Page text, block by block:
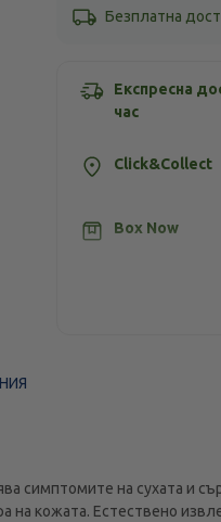
Безплатна
Експресна
час
Click&Collect
Box Now
симптомите на сухата и
кожата. Естествено